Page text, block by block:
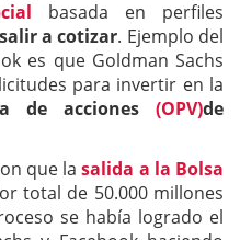
basada en perfiles
salir a cotizar. Ejemplo del
es que Goldman Sachs
para invertir en la
de acciones (OPV)de
que lasalida a la Bolsa
total de 50.000 millones
se había logrado el